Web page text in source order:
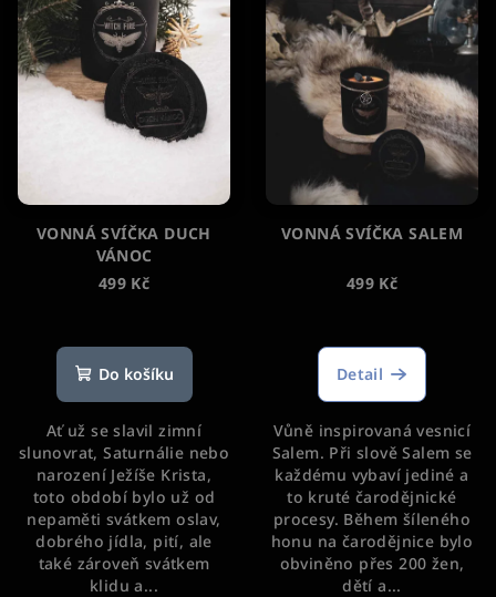
t
ů
p
r
o
k
VONNÁ SVÍČKA DUCH
VÁNOC
499 Kč
hodnocení
produktu
z
5
hvězdiček.
Do košíku
Ať už se slavil zimní
slunovrat, Saturnálie nebo
narození Ježíše Krista,
toto období bylo už od
nepaměti svátkem oslav,
dobrého jídla, pití, ale
také zároveň svátkem
klidu a...
VONNÁ SVÍČKA SALEM
499 Kč
hodnocení
produktu
z
5
hvězdiček.
Detail
Vůně inspirovaná vesnicí
Salem. Při slově Salem se
každému vybaví jediné a
to kruté čarodějnické
procesy. Během šíleného
honu na čarodějnice bylo
obviněno přes 200 žen,
dětí a...